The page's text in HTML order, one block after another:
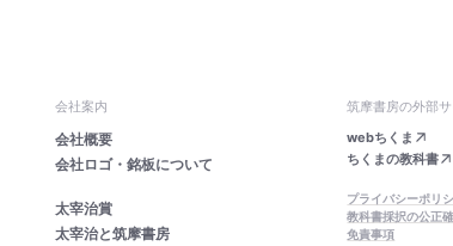
会社案内
会社概要
会社ロゴ・銘板について
太宰治賞
太宰治と筑摩書房
筑摩書房の外部サ
webちくま
ちくまの教科書
プライバシーポリ
教科書採択の公正
免責事項